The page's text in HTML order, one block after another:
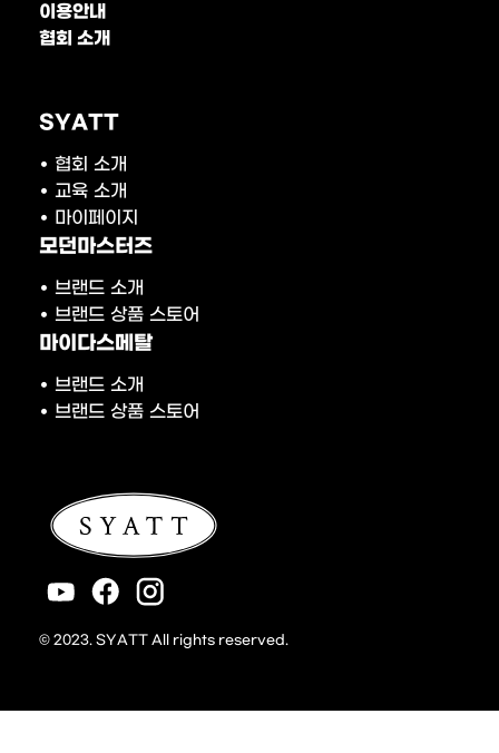
이용안내
협회 소개
SYATT
• 협회 소개
• 교육 소개
• 마이페이지
모던마스터즈
• 브랜드 소개
• 브랜드 상품 스토어
마이다스메탈
• 브랜드 소개
• 브랜드 상품 스토어
© 2023. SYATT All rights reserved.